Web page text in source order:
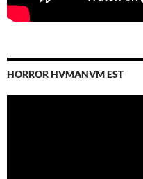
HORROR HVMANVM EST